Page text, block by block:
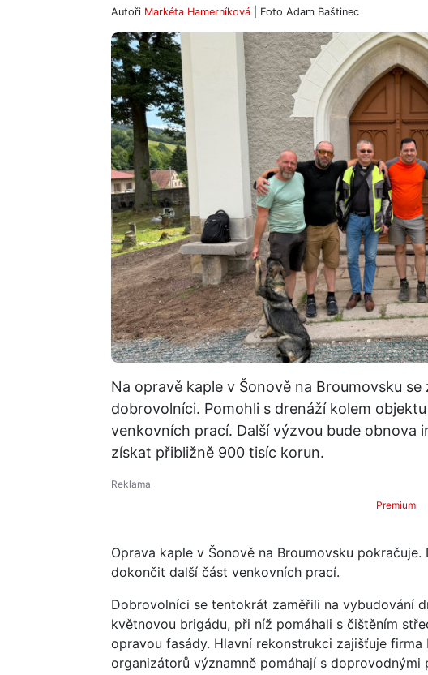
Autoři Markéta Hamerníková | Foto Adam Baštinec
Na opravě kaple v Šonově na Broumovsku
dobrovolníci. Pomohli s drenáží kolem
venkovních prací. Další výzvou bude obnova
získat přibližně 900 tisíc korun.
Premium
Oprava kaple v Šonově na Broumovsku
dokončit další část venkovních prací.
Dobrovolníci se tentokrát zaměřili na vybudování
květnovou brigádu, při níž pomáhali s čištěním
opravou fasády. Hlavní rekonstrukci zajišťuje
organizátorů významně pomáhají s doprovodnými